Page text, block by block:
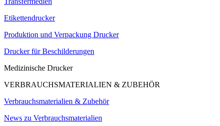
Etikettendrucker
Produktion und Verpackung Drucker
Drucker für Beschilderungen
Medizinische Drucker
VERBRAUCHSMATERIALIEN & ZUBEHÖR
Verbrauchsmaterialien & Zubehör
News zu Verbrauchsmaterialien